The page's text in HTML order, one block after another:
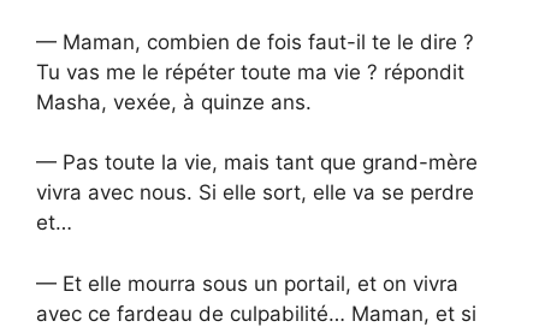
— Maman, combien de fois faut-il te le dire ?
Tu vas me le répéter toute ma vie ? répondit
Masha, vexée, à quinze ans.
— Pas toute la vie, mais tant que grand-mère
vivra avec nous. Si elle sort, elle va se perdre
et…
— Et elle mourra sous un portail, et on vivra
avec ce fardeau de culpabilité… Maman, et si